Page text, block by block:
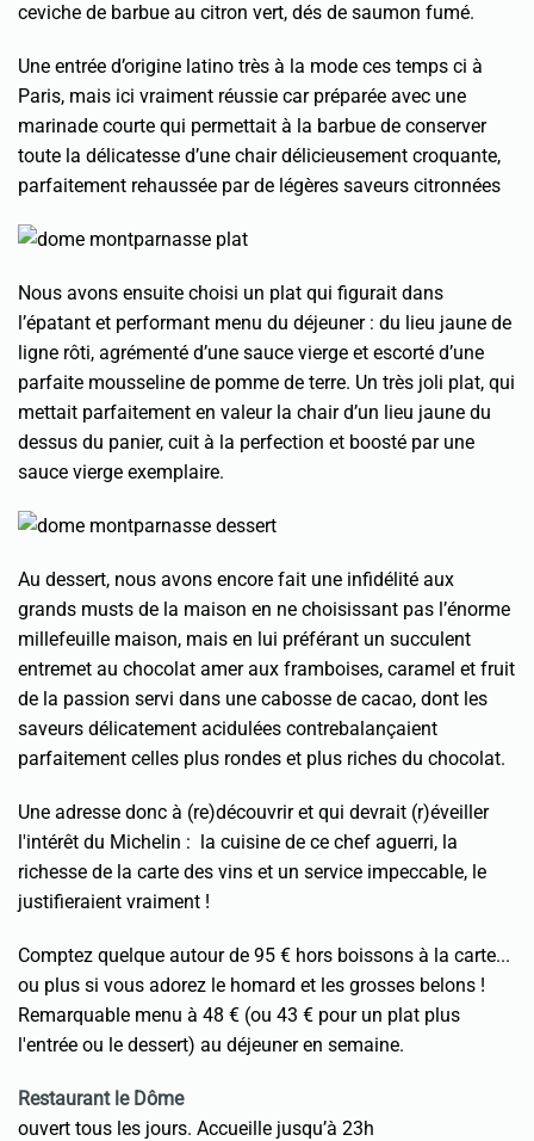
ceviche de barbue au citron vert, dés de saumon fumé.
Une entrée d’origine latino très à la mode ces temps ci à
Paris, mais ici vraiment réussie car préparée avec une
marinade courte qui permettait à la barbue de conserver
toute la délicatesse d’une chair délicieusement croquante,
parfaitement rehaussée par de légères saveurs citronnées
Nous avons ensuite choisi un plat qui figurait dans
l’épatant et performant menu du déjeuner : du lieu jaune de
ligne rôti, agrémenté d’une sauce vierge et escorté d’une
parfaite mousseline de pomme de terre. Un très joli plat, qui
mettait parfaitement en valeur la chair d’un lieu jaune du
dessus du panier, cuit à la perfection et boosté par une
sauce vierge exemplaire.
Au dessert, nous avons encore fait une infidélité aux
grands musts de la maison en ne choisissant pas l’énorme
millefeuille maison, mais en lui préférant un succulent
entremet au chocolat amer aux framboises, caramel et fruit
de la passion servi dans une cabosse de cacao, dont les
saveurs délicatement acidulées contrebalançaient
parfaitement celles plus rondes et plus riches du chocolat.
Une adresse donc à (re)découvrir et qui devrait (r)éveiller
l'intérêt du Michelin : la cuisine de ce chef aguerri, la
richesse de la carte des vins et un service impeccable, le
justifieraient vraiment !
Comptez quelque autour de 95 € hors boissons à la carte...
ou plus si vous adorez le homard et les grosses belons !
Remarquable menu à 48 € (ou 43 € pour un plat plus
l'entrée ou le dessert) au déjeuner en semaine.
Restaurant le Dôme
ouvert tous les jours. Accueille jusqu’à 23h